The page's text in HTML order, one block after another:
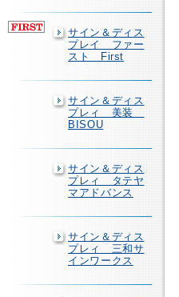
サイン＆ディス
プレイ ファー
スト First
サイン＆ディス
プレィ 美装
BISOU
サイン＆ディス
プレィ タテヤ
マアドバンス
サイン＆ディス
プレィ 三和サ
インワークス